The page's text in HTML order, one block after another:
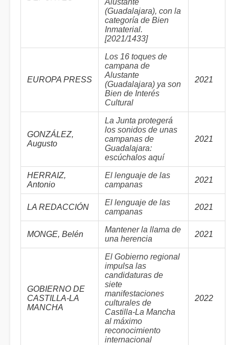
Alustante
(Guadalajara), con la
categoría de Bien
Inmaterial.
[2021/1433]
EUROPA PRESS
Los 16 toques de
campana de
Alustante
(Guadalajara) ya son
Bien de Interés
Cultural
2021
GONZÁLEZ,
Augusto
La Junta protegerá
los sonidos de unas
campanas de
Guadalajara:
escúchalos aquí
2021
HERRAIZ,
Antonio
El lenguaje de las
campanas
2021
LA REDACCIÓN
El lenguaje de las
campanas
2021
MONGE, Belén
Mantener la llama de
una herencia
2021
GOBIERNO DE
CASTILLA-LA
MANCHA
El Gobierno regional
impulsa las
candidaturas de
siete
manifestaciones
culturales de
Castilla-La Mancha
al máximo
reconocimiento
internacional
2022